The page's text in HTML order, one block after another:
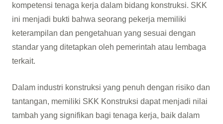
kompetensi tenaga kerja dalam bidang konstruksi. SKK
ini menjadi bukti bahwa seorang pekerja memiliki
keterampilan dan pengetahuan yang sesuai dengan
standar yang ditetapkan oleh pemerintah atau lembaga
terkait.
Dalam industri konstruksi yang penuh dengan risiko dan
tantangan, memiliki SKK Konstruksi dapat menjadi nilai
tambah yang signifikan bagi tenaga kerja, baik dalam